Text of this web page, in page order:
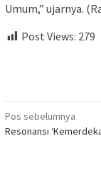
Umum,” ujarnya.
Post Views: 279
Navigasi
pos
Pos sebelumnya
Resonansi